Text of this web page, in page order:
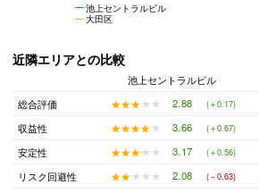
池上セントラルビル
大田区
近隣エリアとの比較
池上セントラルビル
総合評価
★★★★★
★★★★★ 2.88 (＋0.17)
収益性
★★★★★
★★★★★ 3.66 (＋0.67)
安定性
★★★★★
★★★★★ 3.17 (＋0.56)
リスク回避性
★★★★★
★★★★★ 2.08 (－0.63)